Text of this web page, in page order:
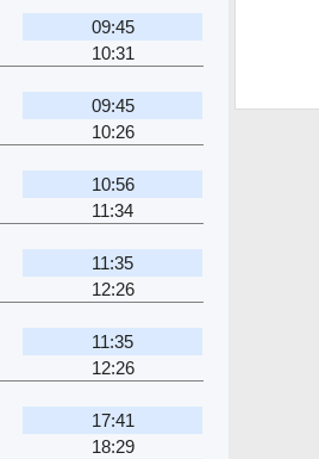
09:45
10:31
09:45
10:26
10:56
11:34
11:35
12:26
11:35
12:26
17:41
18:29